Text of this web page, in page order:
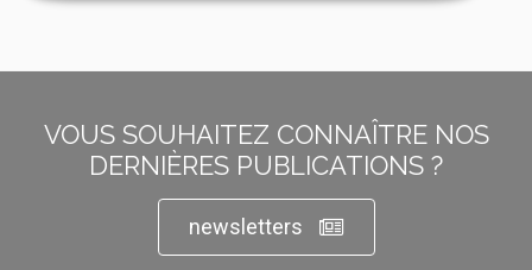
VOUS SOUHAITEZ CONNAÎTRE NOS
DERNIÈRES PUBLICATIONS ?
newsletters